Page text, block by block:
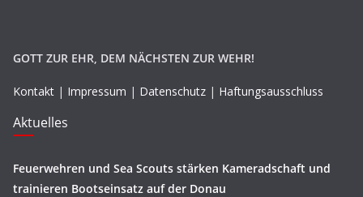
GOTT ZUR EHR, DEM NÄCHSTEN ZUR WEHR!
Kontakt | Impressum | Datenschutz | Haftungsausschluss
Aktuelles
Feuerwehren und Sea Scouts stärken Kameradschaft und
trainieren Bootseinsatz auf der Donau